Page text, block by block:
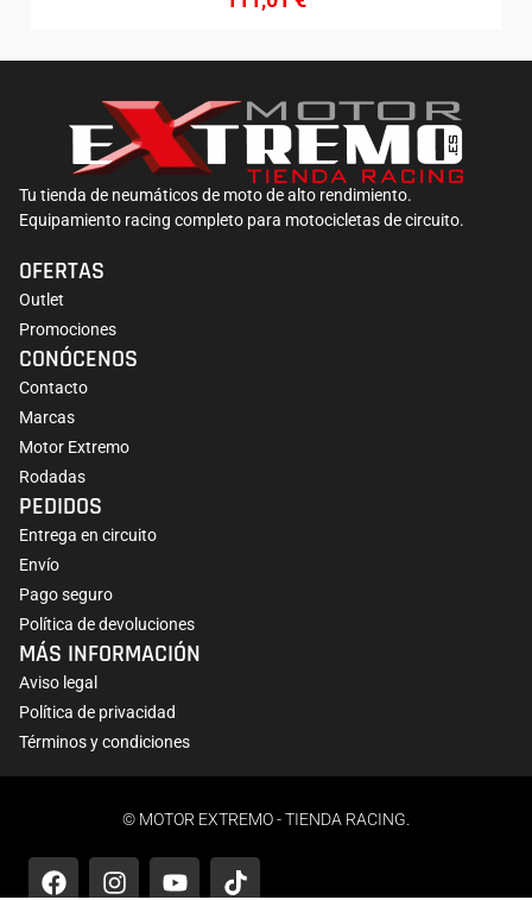
Tu tienda de neumáticos de moto de alto rendimiento.
Equipamiento racing completo para motocicletas de circuito.
OFERTAS
Outlet
Promociones
CONÓCENOS
Contacto
Marcas
Motor Extremo
Rodadas
PEDIDOS
Entrega en circuito
Envío
Pago seguro
Política de devoluciones
MÁS INFORMACIÓN
Aviso legal
Política de privacidad
Términos y condiciones
© MOTOR EXTREMO - TIENDA RACING.